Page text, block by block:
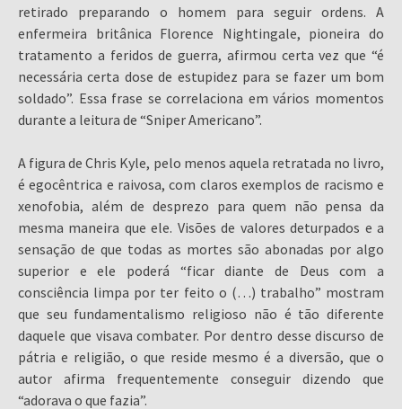
retirado preparando o homem para seguir ordens. A
enfermeira britânica Florence Nightingale, pioneira do
tratamento a feridos de guerra, afirmou certa vez que “é
necessária certa dose de estupidez para se fazer um bom
soldado”. Essa frase se correlaciona em vários momentos
durante a leitura de “Sniper Americano”.
A figura de Chris Kyle, pelo menos aquela retratada no livro,
é egocêntrica e raivosa, com claros exemplos de racismo e
xenofobia, além de desprezo para quem não pensa da
mesma maneira que ele. Visões de valores deturpados e a
sensação de que todas as mortes são abonadas por algo
superior e ele poderá “ficar diante de Deus com a
consciência limpa por ter feito o (…) trabalho” mostram
que seu fundamentalismo religioso não é tão diferente
daquele que visava combater. Por dentro desse discurso de
pátria e religião, o que reside mesmo é a diversão, que o
autor afirma frequentemente conseguir dizendo que
“adorava o que fazia”.